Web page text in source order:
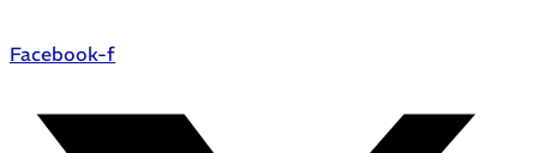
Facebook-f